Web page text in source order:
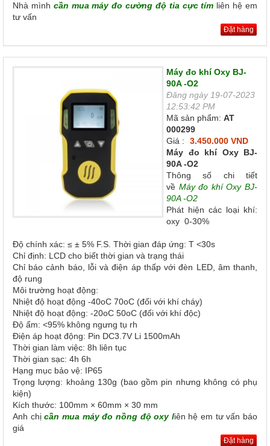
Nhà mình cần mua máy đo cường độ tia cực tím liên hệ em
tư vấn
Đặt hàng
Máy đo khí Oxy BJ-
90A -O2
Đăng ngày 19-07-2023
12:53:42 PM
Mã sản phẩm: AT
000299
Giá :
3.450.000 VND
Máy đo khí Oxy BJ-
90A -O2
Thông số chi tiết
về Máy đo khí Oxy BJ-
90A -O2
Phát hiện các loại khí:
oxy 0-30%
Độ chính xác: ≤ ± 5% F.S. Thời gian đáp ứng: T <30s
Chỉ định: LCD cho biết thời gian và trạng thái
Chỉ báo cảnh báo, lỗi và điện áp thấp với đèn LED, âm thanh,
độ rung
Môi trường hoạt động:
Nhiệt độ hoạt động -40oC 70oC (đối với khí cháy)
Nhiệt độ hoạt động: -20oC 50oC (đối với khí độc)
Độ ẩm: <95% không ngưng tụ rh
Điện áp hoạt động: Pin DC3.7V Li 1500mAh
Thời gian làm việc: 8h liên tục
Thời gian sạc: 4h 6h
Hạng mục bảo vệ: IP65
Trọng lượng: khoảng 130g (bao gồm pin nhưng không có phụ
kiện)
Kích thước: 100mm × 60mm × 30 mm
Anh chịcần mua máy đo nồng độ oxy liên hệ em tư vấn báo
giá
Đặt hàng